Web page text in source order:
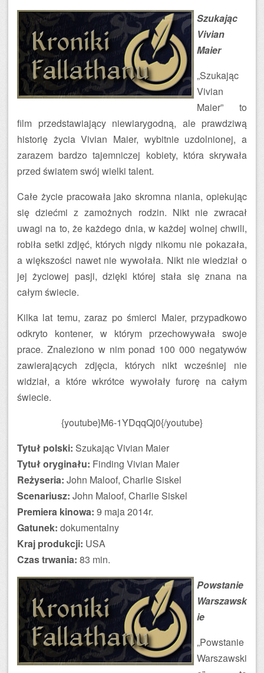
Szukając
Vivian
Maier
„Szukając
Vivian
Maier” to
film przedstawiający niewiarygodną, ale prawdziwą
historię życia Vivian Maier, wybitnie uzdolnionej, a
zarazem bardzo tajemniczej kobiety, która skrywała
przed światem swój wielki talent.
Całe życie pracowała jako skromna niania, opiekując
się dziećmi z zamożnych rodzin. Nikt nie zwracał
uwagi na to, że każdego dnia, w każdej wolnej chwili,
robiła setki zdjęć, których nigdy nikomu nie pokazała,
a większości nawet nie wywołała. Nikt nie wiedział o
jej życiowej pasji, dzięki której stała się znana na
całym świecie.
Kilka lat temu, zaraz po śmierci Maier, przypadkowo
odkryto kontener, w którym przechowywała swoje
prace. Znaleziono w nim ponad 100 000 negatywów
zawierających zdjęcia, których nikt wcześniej nie
widział, a które wkrótce wywołały furorę na całym
świecie.
{youtube}M6-1YDqqQj0{/youtube}
Tytuł polski: Szukając Vivian Maier
Tytuł oryginału: Finding Vivian Maier
Reżyseria: John Maloof, Charlie Siskel
Scenariusz: John Maloof, Charlie Siskel
Premiera kinowa: 9 maja 2014r.
Gatunek: dokumentalny
Kraj produkcji: USA
Czas trwania: 83 min.
Powstanie
Warszawsk
ie
„Powstanie
Warszawski